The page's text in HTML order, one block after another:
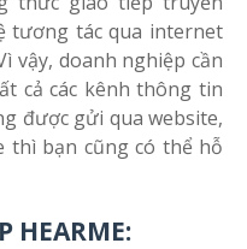
tương tác qua internet
vậy, doanh nghiệp cần
cả các kênh thông tin
được gửi qua website,
thì bạn cũng có thể hỗ
HEARME: